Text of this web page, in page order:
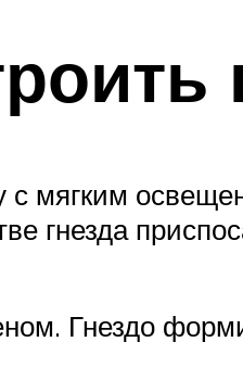
мягким
гнезда
Гнездо